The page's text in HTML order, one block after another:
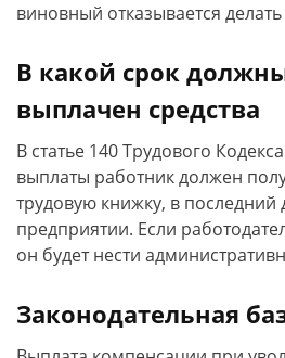
виновный отказывается
В какой срок
выплачен средства
В статье 140 Трудового
выплаты работник должен
трудовую книжку, в последний
предприятии. Если
он будет нести
Законодательная